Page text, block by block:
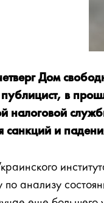
Дом
публицист, в
налоговой
санкций и
по анализу